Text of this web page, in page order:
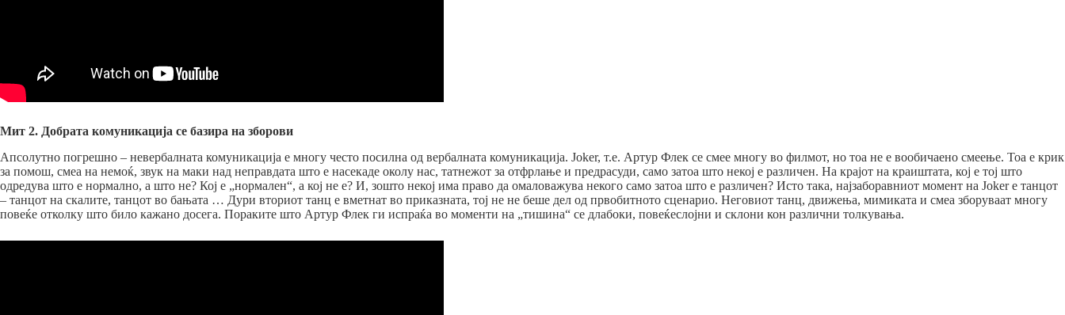
Мит 2. Добрата комуникација се базира на зборови
Апсолутно погрешно – невербалната комуникација е многу често посилна од вербалната комуникација. Joker, т.е. Артур Флек се смее многу во филмот, но тоа не е вообичаено смеење. Тоа е крик
за помош, смеа на немоќ, звук на маки над неправдата што е насекаде околу нас, татнежот за отфрлање и предрасуди, само затоа што некој е различен. На крајот на краиштата, кој е тој што
одредува што е нормално, а што не? Кој е „нормален“, а кој не e? И, зошто некој има право да омаловажува некого само затоа што е различен? Исто така, најзаборавниот момент на Joker е танцот
– танцот на скалите, танцот во бањата … Дури вториот танц е вметнат во приказната, тој не не беше дел од првобитното сценарио. Неговиот танц, движења, мимиката и смеа зборуваат многу
повеќе отколку што било кажано досега. Пораките што Артур Флек ги испраќа во моменти на „тишина“ се длабоки, повеќеслојни и склони кон различни толкувања.